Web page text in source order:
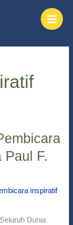
Main
Menu
F.
inspiratif
Dunia